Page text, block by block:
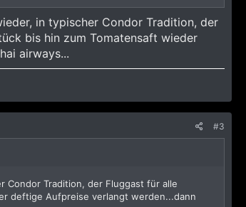
super Schnäppchen, aber Preise die
in typischer Condor Tradition, der
bis hin zum Tomatensaft wieder
airways...
#3
Condor Tradition, der Fluggast für alle
deftige Aufpreise verlangt werden...dann